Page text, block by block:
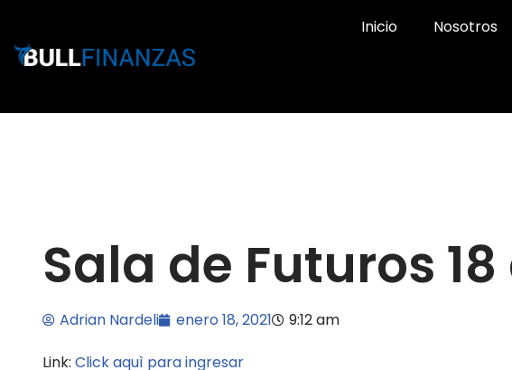
Ir
Inicio Nosotros
Sala de Futuros
Adrian Nardeli enero 18, 2021 9:12 am
Link: Click aquì para ingresar